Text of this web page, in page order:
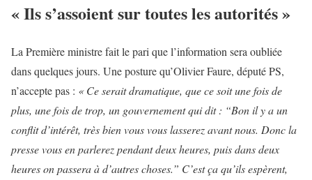
« Ils s’assoient sur toutes les autorités »
La Première ministre fait le pari que l’information sera oubliée
dans quelques jours. Une posture qu’Olivier Faure, député PS,
n’accepte pas : « Ce serait dramatique, que ce soit une fois de
plus, une fois de trop, un gouvernement qui dit : “Bon il y a un
conflit d’intérêt, très bien vous vous lasserez avant nous. Donc la
presse vous en parlerez pendant deux heures, puis dans deux
heures on passera à d’autres choses.” C’est ça qu’ils espèrent,